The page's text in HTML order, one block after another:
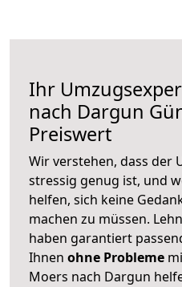
Ihr
nach Dargun
Preiswert
Wir verstehen, dass der
stressig genug ist, und
helfen, sich keine
machen zu müssen.
haben garantiert
Ihnen ohne Probleme
Moers nach Dargun